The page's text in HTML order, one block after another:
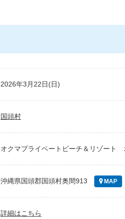
2026年3月22日(日)
国頭村
オクマプライベートビーチ＆リゾート
沖縄県国頭郡国頭村奥間913 MAP
詳細はこちら